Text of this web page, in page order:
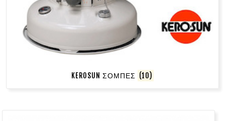
KEROSUN ΣΟΜΠΕΣ (10)